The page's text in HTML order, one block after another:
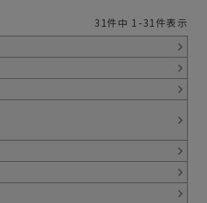
31 件中 1 -31 件表示